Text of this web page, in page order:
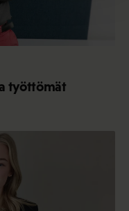
työttömät